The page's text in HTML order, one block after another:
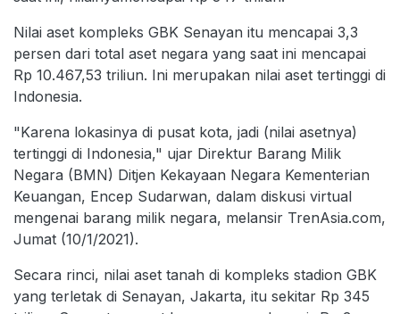
Nilai aset kompleks GBK Senayan itu mencapai 3,3
persen dari total aset negara yang saat ini mencapai
Rp 10.467,53 triliun. Ini merupakan nilai aset tertinggi di
Indonesia.
"Karena lokasinya di pusat kota, jadi (nilai asetnya)
tertinggi di Indonesia," ujar Direktur Barang Milik
Negara (BMN) Ditjen Kekayaan Negara Kementerian
Keuangan, Encep Sudarwan, dalam diskusi virtual
mengenai barang milik negara, melansir TrenAsia.com,
Jumat (10/1/2021).
Secara rinci, nilai aset tanah di kompleks stadion GBK
yang terletak di Senayan, Jakarta, itu sekitar Rp 345